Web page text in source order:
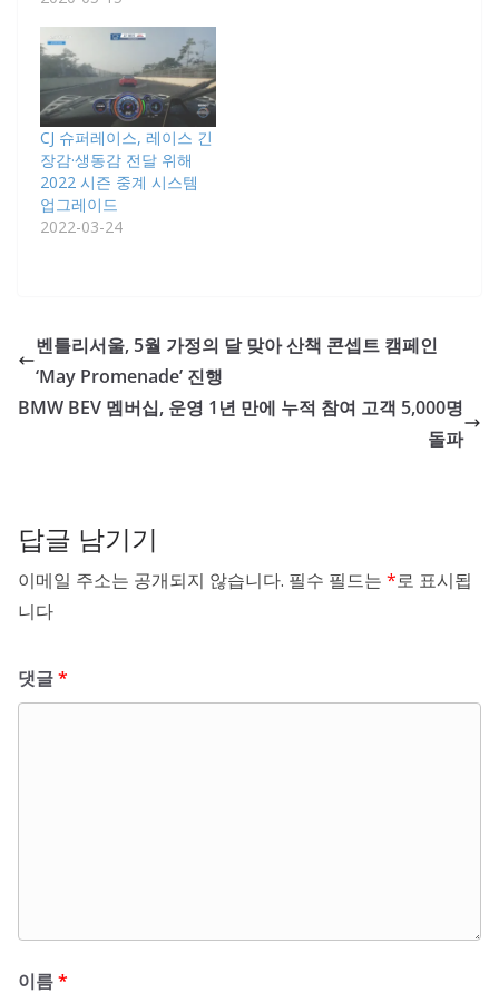
CJ 슈퍼레이스, 레이스 긴
장감·생동감 전달 위해
2022 시즌 중계 시스템
업그레이드
2022-03-24
벤틀리서울, 5월 가정의 달 맞아 산책 콘셉트 캠페인
‘May Promenade’ 진행
BMW BEV 멤버십, 운영 1년 만에 누적 참여 고객 5,000명
돌파
답글 남기기
이메일 주소는 공개되지 않습니다. 필수 필드는 *로 표시됩
니다
댓글*
이름*